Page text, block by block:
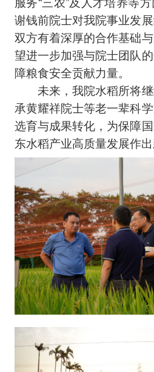
谢钱前院士对我院事业发
双方有着深厚的合作基础
望进一步加强与院士团队
障粮食安全贡献力量。
未来，我院水稻所将继
承黄耀祥院士等老一辈科
选育与成果转化，为保障
东水稻产业高质量发展作出